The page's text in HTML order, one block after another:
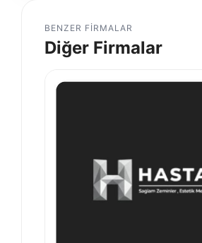
BENZER FIRMALAR
Diğer Firmalar